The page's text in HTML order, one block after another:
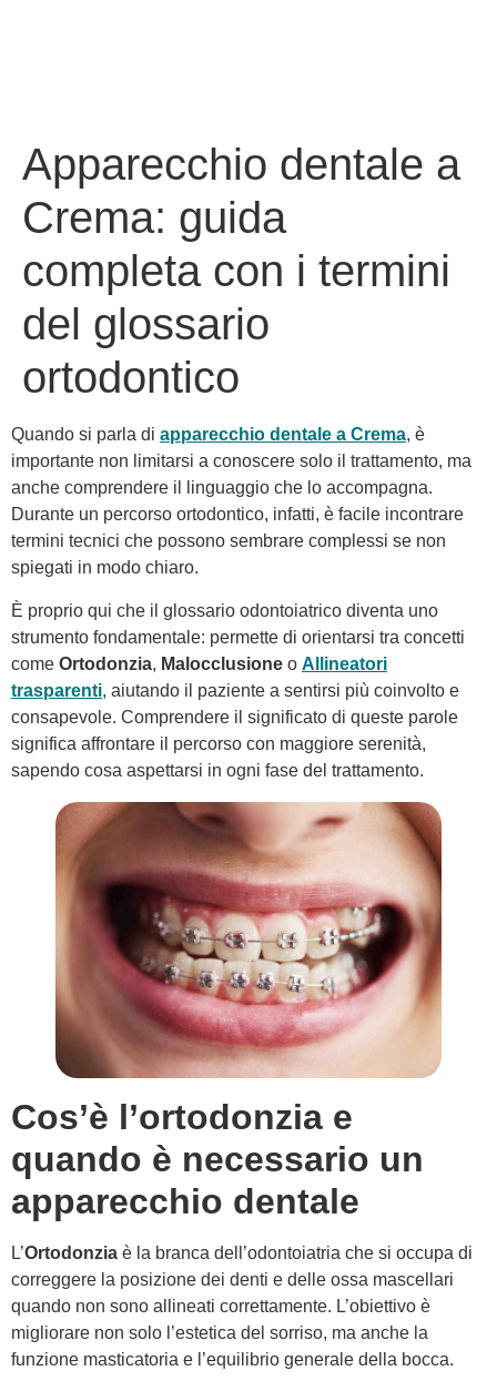
Apparecchio dentale a
Crema: guida
completa con i termini
del glossario
ortodontico
Quando si parla di apparecchio dentale a Crema, è
importante non limitarsi a conoscere solo il trattamento, ma
anche comprendere il linguaggio che lo accompagna.
Durante un percorso ortodontico, infatti, è facile incontrare
termini tecnici che possono sembrare complessi se non
spiegati in modo chiaro.
È proprio qui che il glossario odontoiatrico diventa uno
strumento fondamentale: permette di orientarsi tra concetti
come Ortodonzia, Malocclusione o Allineatori
trasparenti, aiutando il paziente a sentirsi più coinvolto e
consapevole. Comprendere il significato di queste parole
significa affrontare il percorso con maggiore serenità,
sapendo cosa aspettarsi in ogni fase del trattamento.
Cos’è l’ortodonzia e
quando è necessario un
apparecchio dentale
L’Ortodonzia è la branca dell’odontoiatria che si occupa di
correggere la posizione dei denti e delle ossa mascellari
quando non sono allineati correttamente. L’obiettivo è
migliorare non solo l’estetica del sorriso, ma anche la
funzione masticatoria e l’equilibrio generale della bocca.